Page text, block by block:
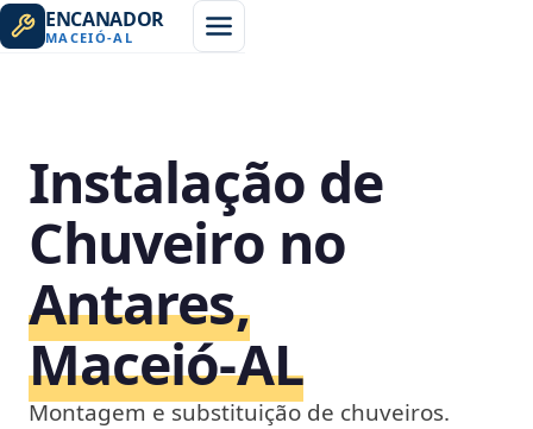
ENCANADOR
MACEIÓ-AL
Instalação de
Chuveiro no
Antares,
Maceió‑AL
Montagem e substituição de chuveiros.